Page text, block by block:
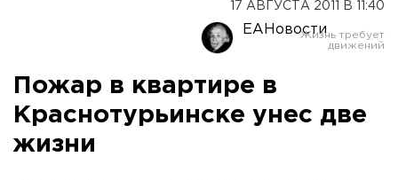
17 АВГУСТА 2011 В 11:40
ЕАНовости
Пожар в квартире в
Краснотурьинске унес две
жизни